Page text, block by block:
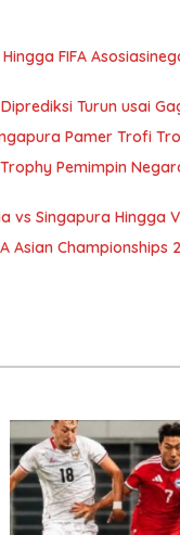
FIFA
Turun usai
Pamer Trofi
Pemimpin
vs Singapura Hingga
Asian Championships